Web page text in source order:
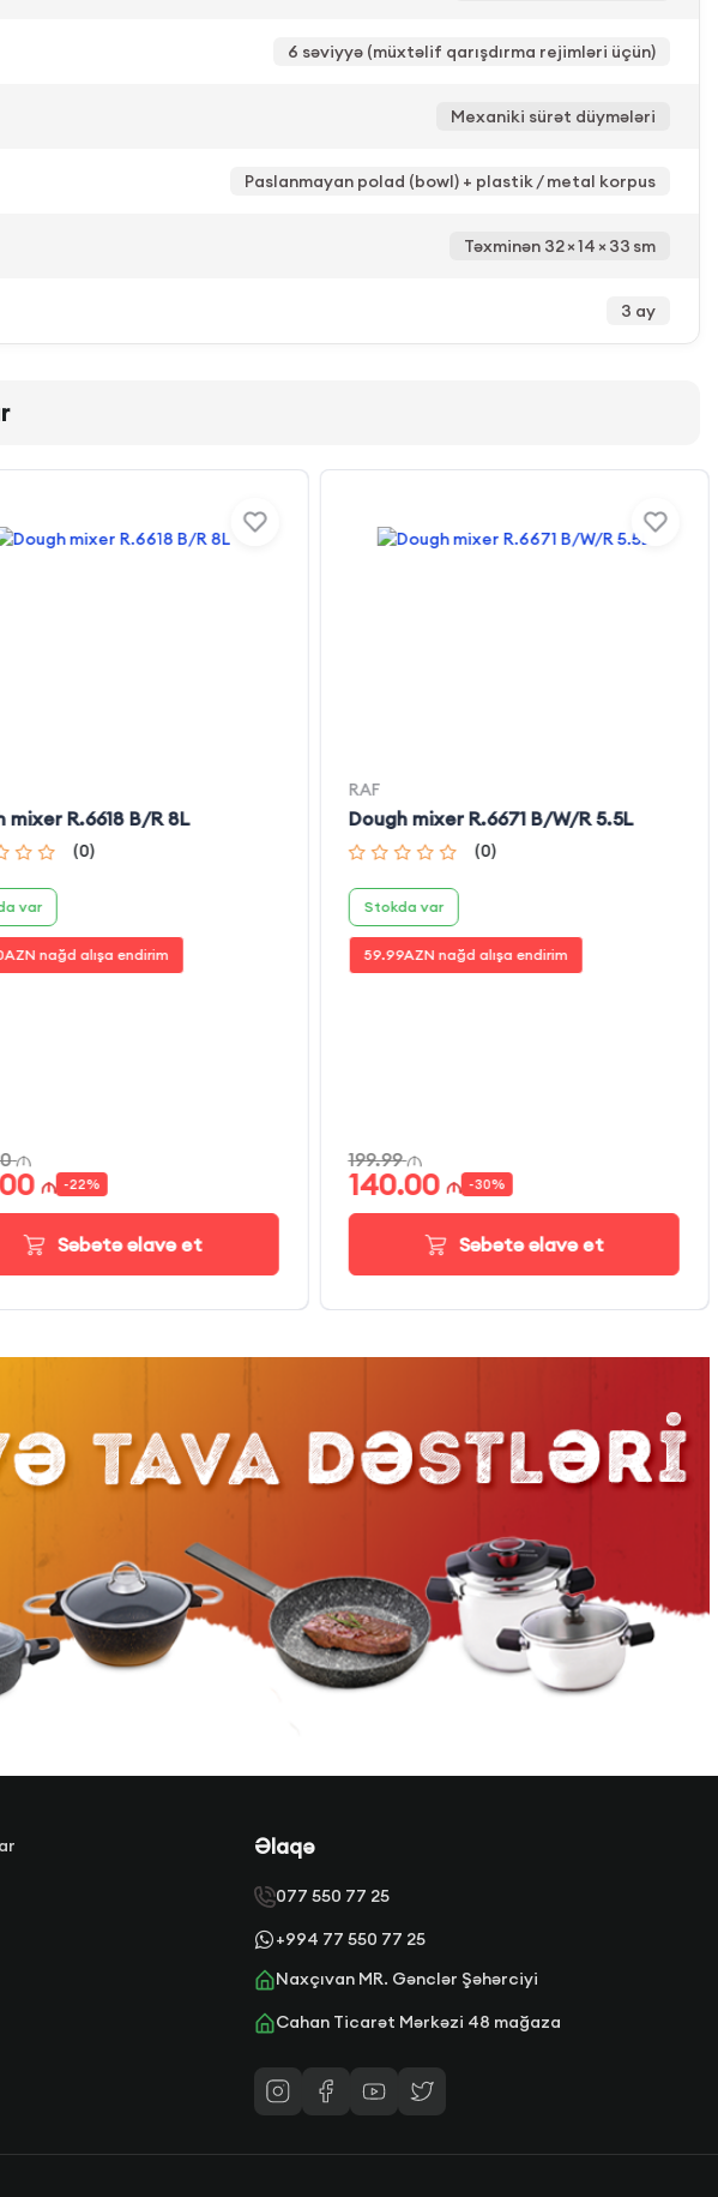
6 səviyyə (müxtəlif qarışdırma rejimləri üçün)
Mexaniki sürət düymələri
Paslanmayan polad (bowl) + plastik / metal korpus
Təxminən 32 × 14 × 33 sm
3 ay
mixer R.6618 B/R 8L
(0)
var
AZN nağd alışa endirim
-22%
Səbətə əlavə et
RAF
Dough mixer R.6671 B/W/R 5.5L
(0)
Stokda var
59.99AZN nağd alışa endirim
199.99
140.00 -30%
Səbətə əlavə et
Əlaqə
077 550 77 25
+994 77 550 77 25
Naxçıvan MR. Gənclər Şəhərciyi
Cahan Ticarət Mərkəzi 48 mağaza